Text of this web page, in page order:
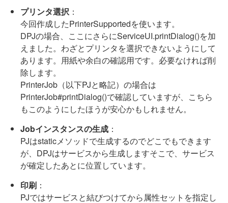
プリンタ選択 ：
今回作成したPrinterSupportedを使います。
DPJの場合、ここにさらにServiceUI.printDialog()を加
えました。わざとプリンタを選択できないようにして
あります。用紙や余白の確認用です。必要なければ削
除します。
PrinterJob（以下PJと略記）の場合は
PrinterJob#printDialog()で確認していますが、こちら
もこのようにしたほうが安心かもしれません。
Jobインスタンスの生成 ：
PJはstaticメソッドで生成するのでどこでもできます
が、DPJはサービスから生成しますそこで、サービス
が確定したあとに位置しています。
印刷 ：
PJではサービスと結びつけてから属性セットを指定し